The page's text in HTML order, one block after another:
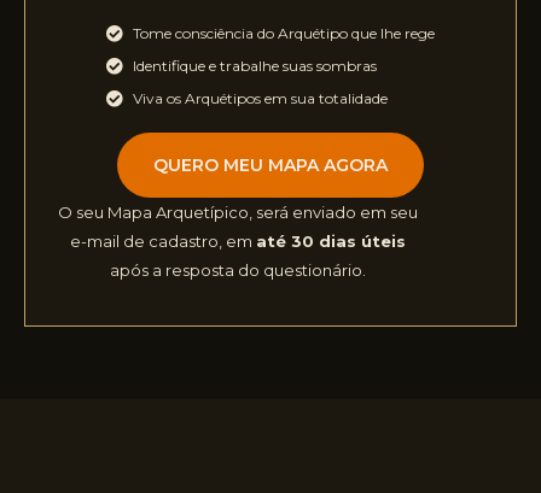
Tome consciência do Arquétipo que lhe rege
Identifique e trabalhe suas sombras
Viva os Arquétipos em sua totalidade
QUERO MEU MAPA AGORA
O seu Mapa Arquetípico, será enviado em seu
e-mail de cadastro, em até 30 dias úteis
após a resposta do questionário.